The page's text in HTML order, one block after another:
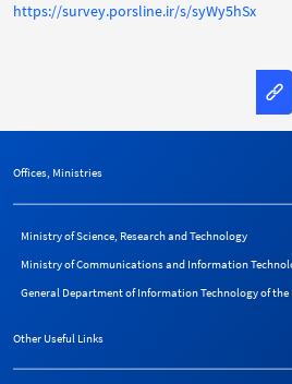
https://survey.porsline.ir/s/syWy5hSx
Offices, Ministries
Ministry of Science, Research and Technology
Ministry of Communications and Information
General Department of Information Technology of
Other Useful Links